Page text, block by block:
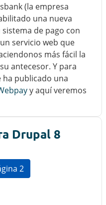
(la empresa
una nueva
de pago con
servicio web que
más fácil la
antecesor. Y para
publicado una
y aquí veremos
Drupal 8
anterior
2